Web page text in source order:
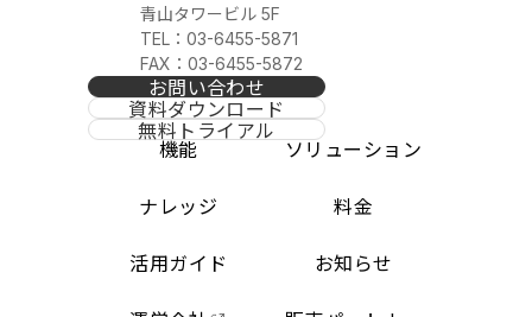
青山タワービル 5F
TEL：03-6455-5871
FAX：03-6455-5872
機能 ソリューション
ナレッジ 料金
活用ガイド お知らせ
無料トライアル
資料ダウンロード
お問い合わせ